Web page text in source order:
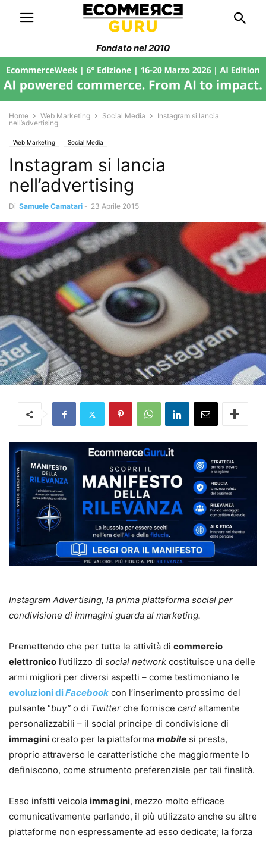
Fondato nel 2010
Home Web Marketing Social Media
Instagram si lancia
nell’advertising
Web Marketing Social Media
Instagram si lancia
nell’advertising
Di Samuele Camatari - 23 Aprile 2015
Instagram Advertising, la prima piattaforma social per
condivisione di immagini guarda al marketing.
Premettendo che per tutte le attività di commercio
elettronico l’utilizzo di social network costituisce una delle
armi migliori per diversi aspetti – come testimoniano le
evoluzioni diFacebook con l’inserimento prossimo del
pulsante “buy” o di Twitter che fornisce card altamente
personalizzabili – il social principe di condivisione di
immagini creato per la piattaforma mobile si presta,
proprio attraverso le caratteristiche che maggiormente lo
definiscono, come strumento preferenziale per tali finalità.
Esso infatti veicola immagini, mezzo molto efficace
comunicativamente parlando, il più utilizzato anche su altre
piattaforme non espressamente ad esso dedicate; la forza